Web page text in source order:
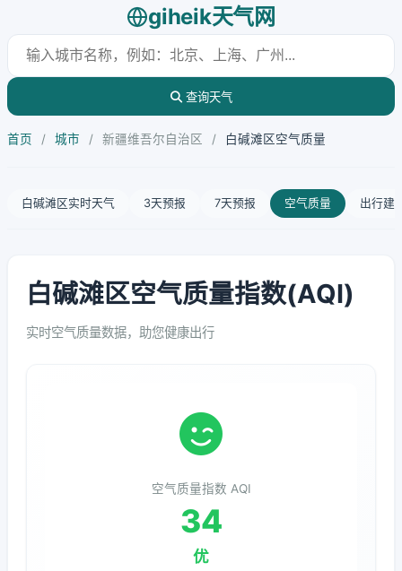
giheik天气网
查询天气
首页 / 城市 / 新疆维吾尔自治区 / 白碱滩区空气质量
白碱滩区实时天气 3天预报 7天预报 空气质量 出行建
白碱滩区空气质量指数(AQI)
实时空气质量数据，助您健康出行
空气质量指数 AQI
34
优